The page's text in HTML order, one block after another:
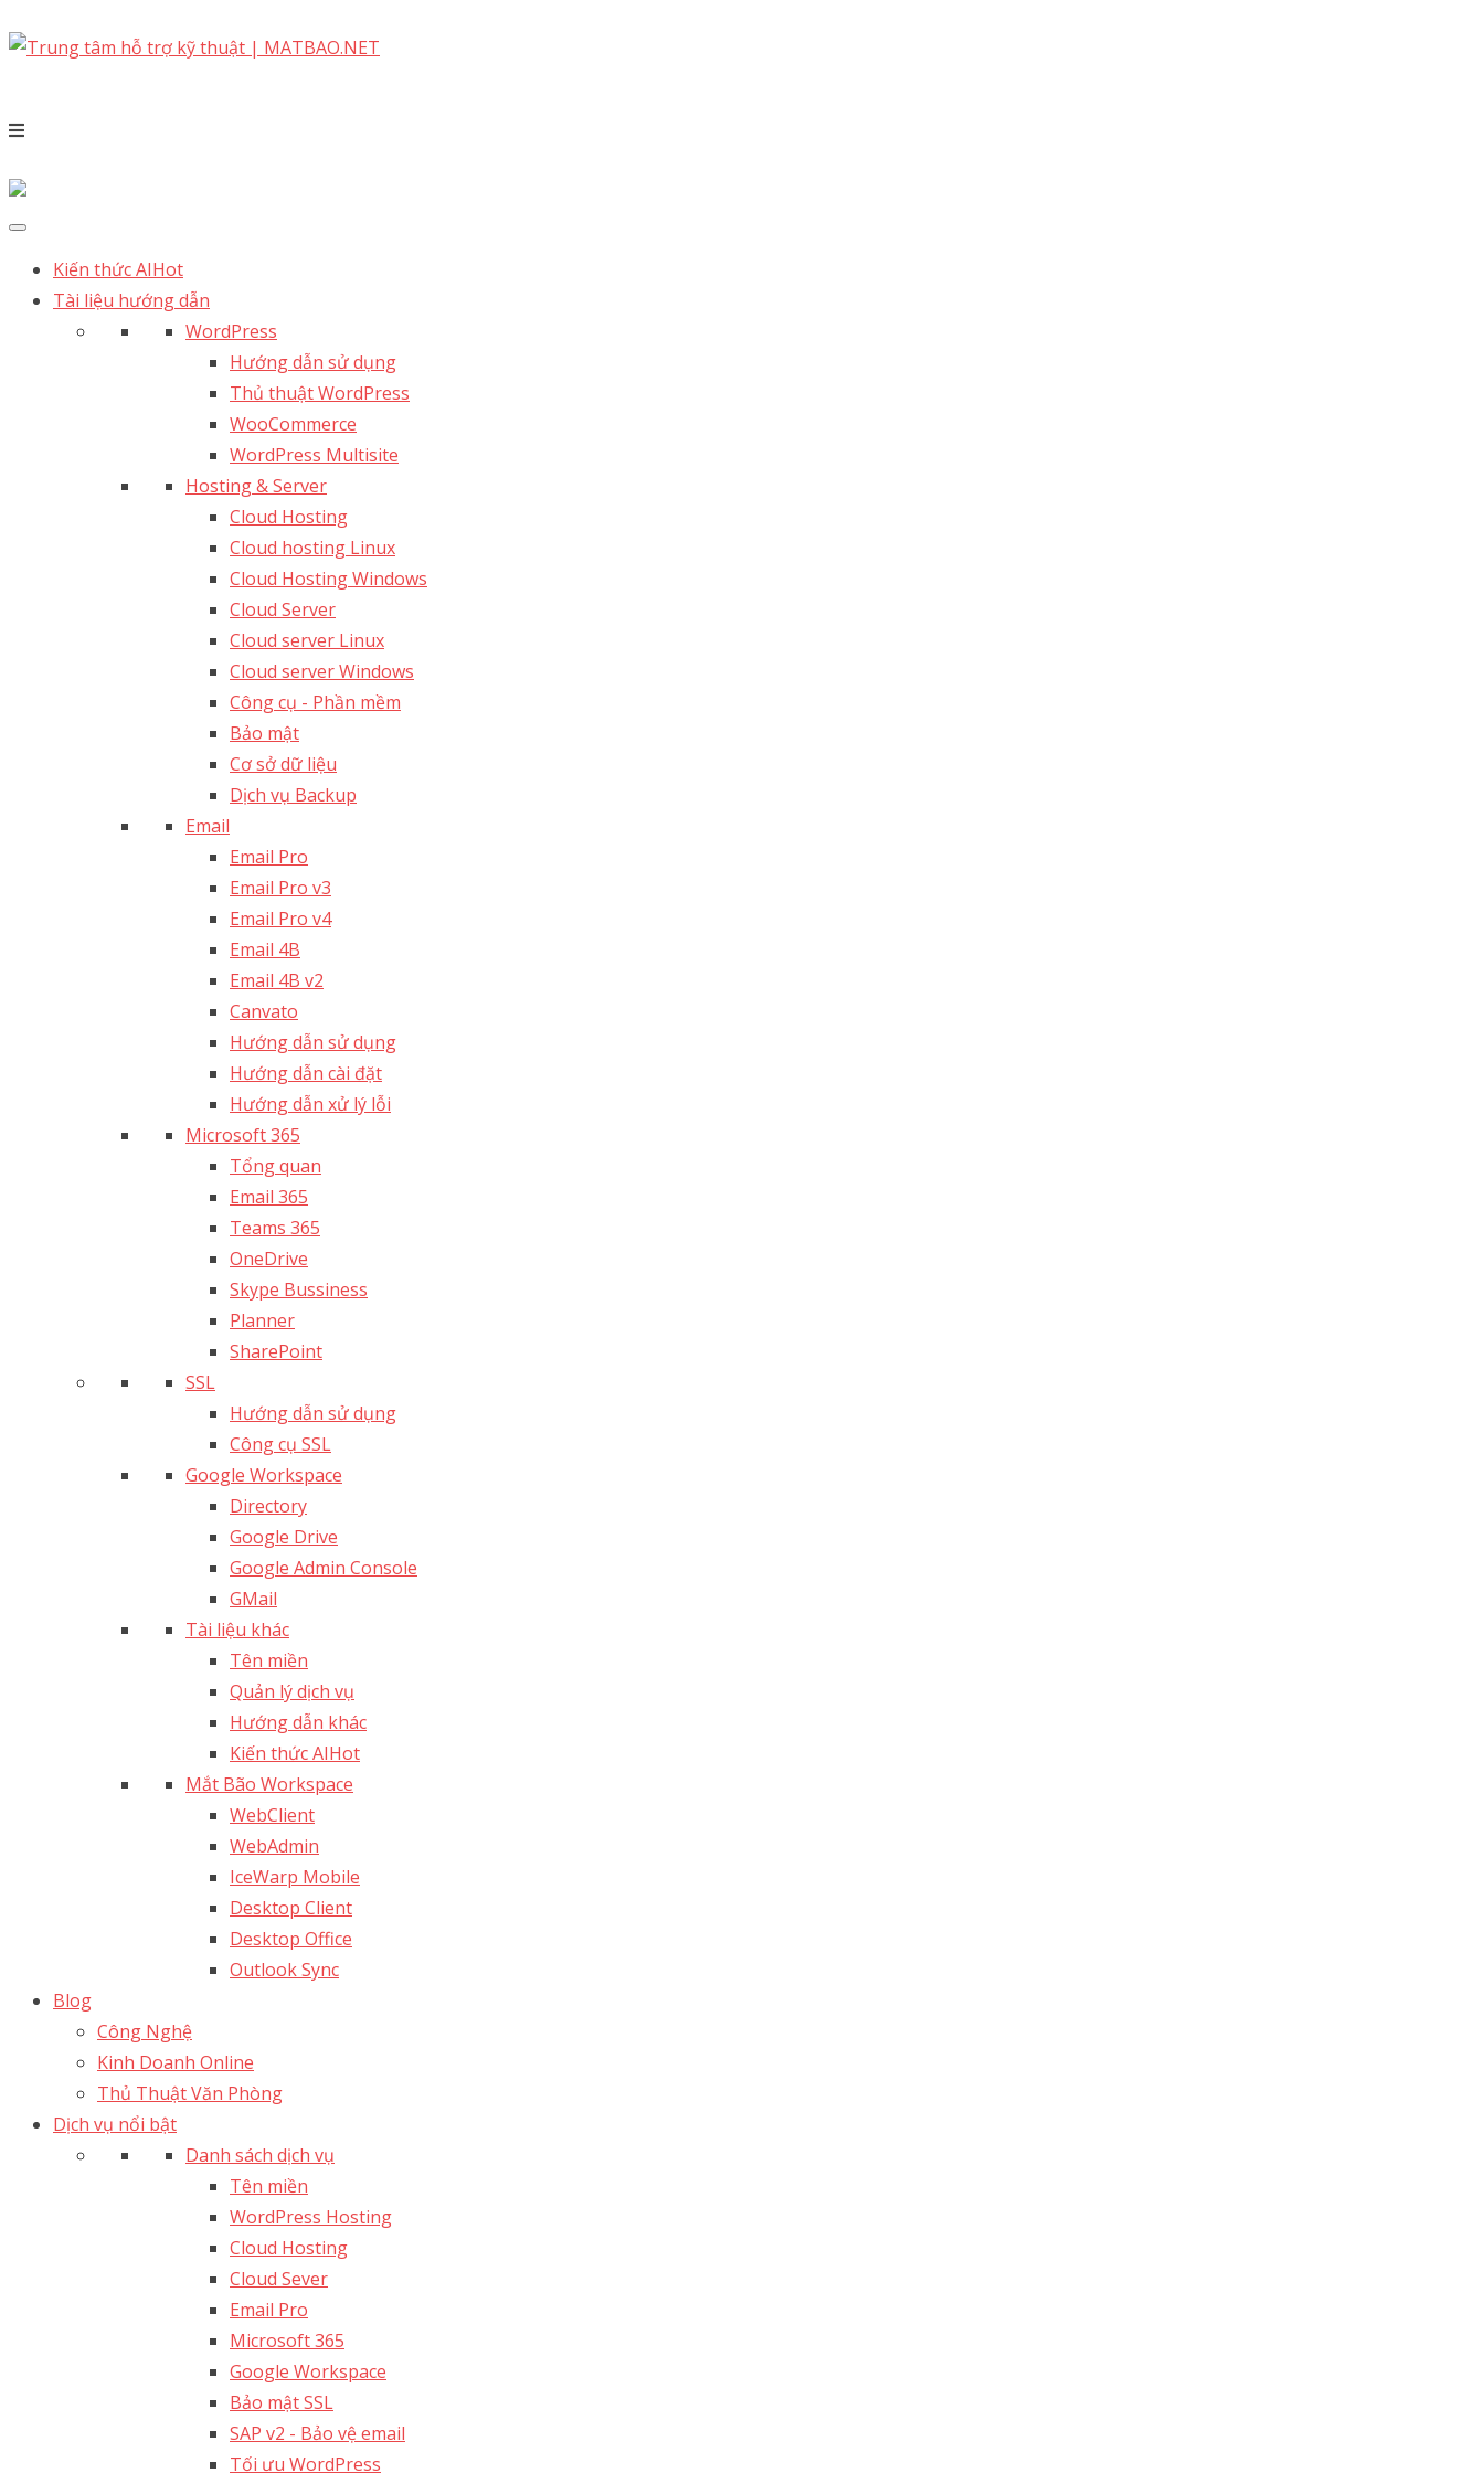
Kiến thức AIHot
Tài liệu hướng dẫn
WordPress
Hướng dẫn sử dụng
Thủ thuật WordPress
WooCommerce
WordPress Multisite
Hosting & Server
Cloud Hosting
Cloud hosting Linux
Cloud Hosting Windows
Cloud Server
Cloud server Linux
Cloud server Windows
Công cụ - Phần mềm
Bảo mật
Cơ sở dữ liệu
Dịch vụ Backup
Email
Email Pro
Email Pro v3
Email Pro v4
Email 4B
Email 4B v2
Canvato
Hướng dẫn sử dụng
Hướng dẫn cài đặt
Hướng dẫn xử lý lỗi
Microsoft 365
Tổng quan
Email 365
Teams 365
OneDrive
Skype Bussiness
Planner
SharePoint
SSL
Hướng dẫn sử dụng
Công cụ SSL
Google Workspace
Directory
Google Drive
Google Admin Console
GMail
Tài liệu khác
Tên miền
Quản lý dịch vụ
Hướng dẫn khác
Kiến thức AIHot
Mắt Bão Workspace
WebClient
WebAdmin
IceWarp Mobile
Desktop Client
Desktop Office
Outlook Sync
Blog
Công Nghệ
Kinh Doanh Online
Thủ Thuật Văn Phòng
Dịch vụ nổi bật
Danh sách dịch vụ
Tên miền
WordPress Hosting
Cloud Hosting
Cloud Sever
Email Pro
Microsoft 365
Google Workspace
Bảo mật SSL
SAP v2 - Bảo vệ email​
Tối ưu WordPress